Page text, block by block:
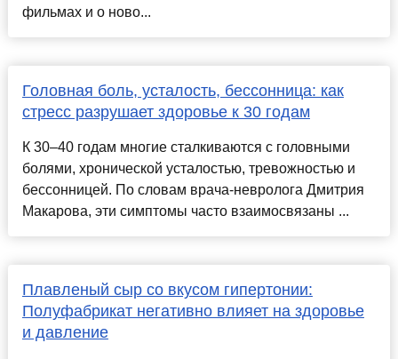
фильмах и о ново...
Головная боль, усталость, бессонница: как
стресс разрушает здоровье к 30 годам
К 30–40 годам многие сталкиваются с головными
болями, хронической усталостью, тревожностью и
бессонницей. По словам врача-невролога Дмитрия
Макарова, эти симптомы часто взаимосвязаны ...
Плавленый сыр со вкусом гипертонии:
Полуфабрикат негативно влияет на здоровье
и давление